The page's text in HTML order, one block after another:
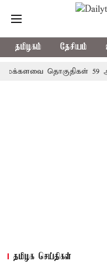
தமிழகம் தேசியம்
தொகுதிகள் 59 ஆக
தமிழக செய்திகள்